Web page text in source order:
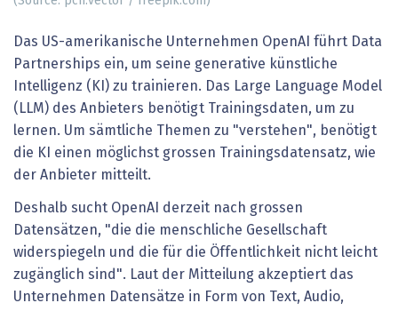
Das US-amerikanische Unternehmen OpenAI führt Data
Partnerships ein, um seine generative künstliche
Intelligenz (KI) zu trainieren. Das Large Language Model
(LLM) des Anbieters benötigt Trainingsdaten, um zu
lernen. Um sämtliche Themen zu "verstehen", benötigt
die KI einen möglichst grossen Trainingsdatensatz, wie
der Anbieter mitteilt.
Deshalb sucht OpenAI derzeit nach grossen
Datensätzen, "die die menschliche Gesellschaft
widerspiegeln und die für die Öffentlichkeit nicht leicht
zugänglich sind". Laut der Mitteilung akzeptiert das
Unternehmen Datensätze in Form von Text, Audio,